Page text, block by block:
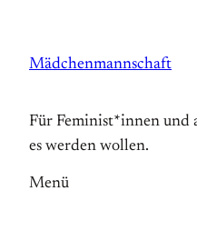
springen
Mädchenmannschaft
Für Feminist*innen und
es werden wollen.
Menü